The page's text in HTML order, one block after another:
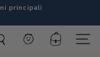
di ritiro a partire
Conto